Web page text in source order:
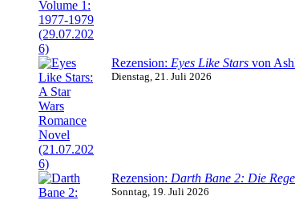
Rezension: Eyes Like Stars von
Dienstag, 21. Juli 2026
Rezension: Darth Bane 2: Die
Sonntag, 19. Juli 2026